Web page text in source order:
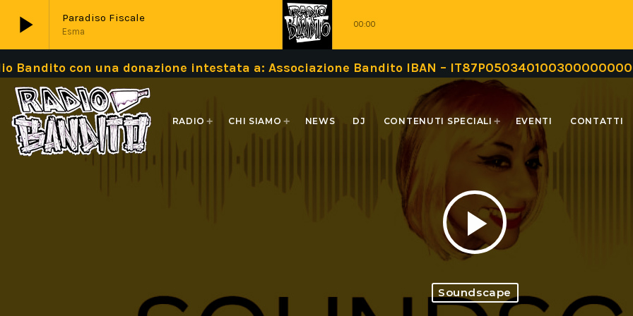
play_arrow Paradiso Fiscale
Esma
00:00
play_arrow Live
una donazione intestata a: Associazione Bandito IBAN – IT87P0503401003000000000999
RADIO CHI SIAMO NEWS DJ CONTENUTI SPECIALI EVENTI CONTATTI
play_arrow
Soundscape